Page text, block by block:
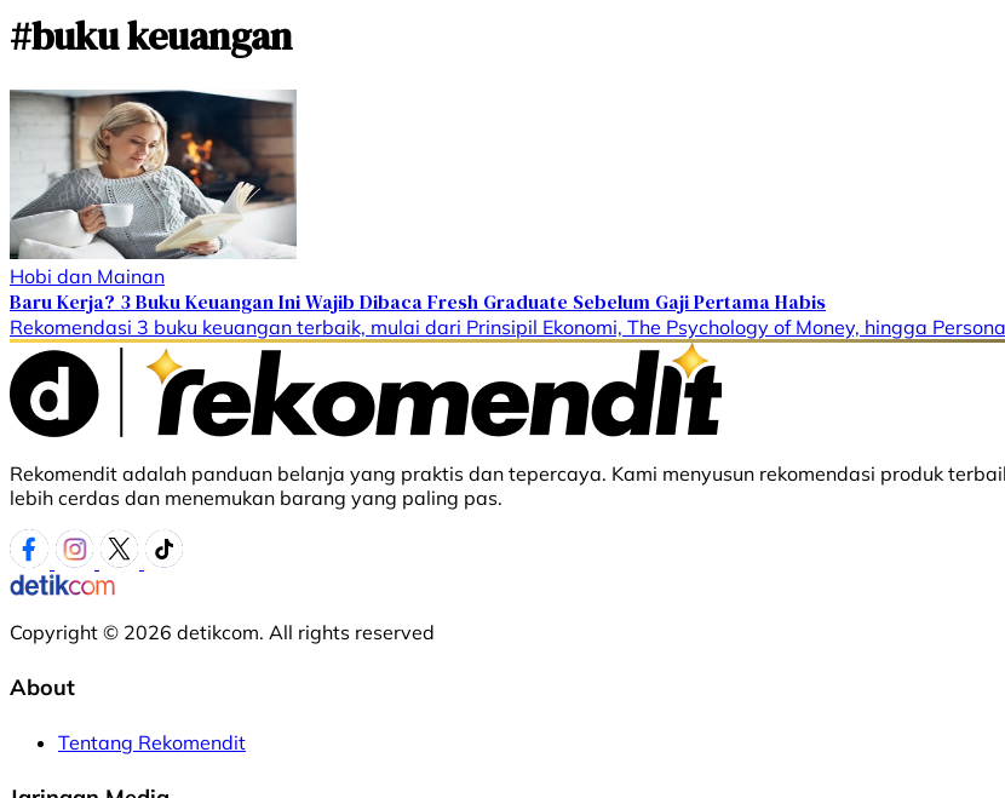
#buku keuangan
Hobi dan Mainan
Baru Kerja? 3 Buku Keuangan Ini Wajib Dibaca Fresh Graduate Sebelum Gaji Pertama Habis
Rekomendasi 3 buku keuangan terbaik, mulai dari Prinsipil Ekonomi, The Psychology of Money, hingga
Rekomendit adalah panduan belanja yang praktis dan tepercaya. Kami menyusun rekomendasi produk
lebih cerdas dan menemukan barang yang paling pas.
Copyright © 2026 detikcom. All rights reserved
About
Tentang Rekomendit